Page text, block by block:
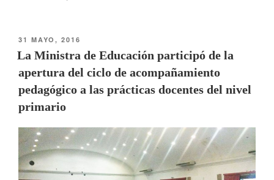
31 MAYO, 2016
La Ministra de Educación participó de la
apertura del ciclo de acompañamiento
pedagógico a las prácticas docentes del nivel
primario